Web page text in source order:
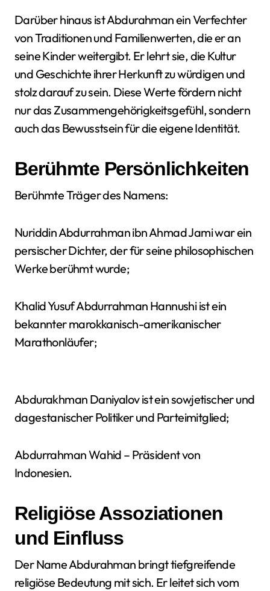
Darüber hinaus ist Abdurahman ein Verfechter
von Traditionen und Familienwerten, die er an
seine Kinder weitergibt. Er lehrt sie, die Kultur
und Geschichte ihrer Herkunft zu würdigen und
stolz darauf zu sein. Diese Werte fördern nicht
nur das Zusammengehörigkeitsgefühl, sondern
auch das Bewusstsein für die eigene Identität.
Berühmte Persönlichkeiten
Berühmte Träger des Namens:
Nuriddin Abdurrahman ibn Ahmad Jami war ein
persischer Dichter, der für seine philosophischen
Werke berühmt wurde;
Khalid Yusuf Abdurrahman Hannushi ist ein
bekannter marokkanisch-amerikanischer
Marathonläufer;
Abdurakhman Daniyalov ist ein sowjetischer und
dagestanischer Politiker und Parteimitglied;
Abdurrahman Wahid – Präsident von
Indonesien.
Religiöse Assoziationen
und Einfluss
Der Name Abdurahman bringt tiefgreifende
religiöse Bedeutung mit sich. Er leitet sich vom